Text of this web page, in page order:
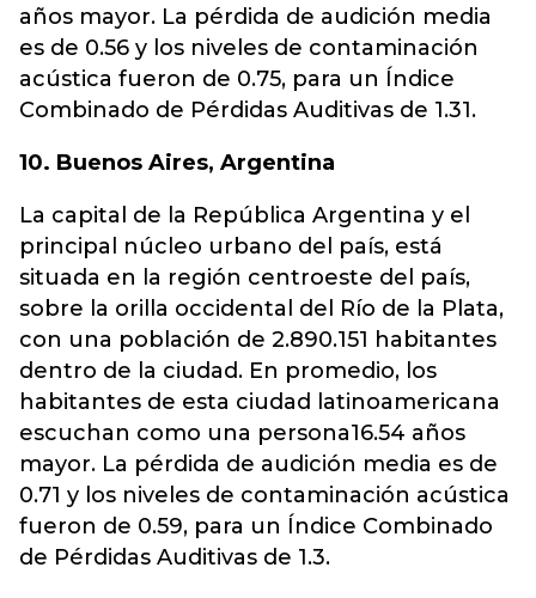
años mayor. La pérdida de audición media
es de 0.56 y los niveles de contaminación
acústica fueron de 0.75, para un Índice
Combinado de Pérdidas Auditivas de 1.31.
10. Buenos Aires, Argentina
La capital de la República Argentina y el
principal núcleo urbano del país, está
situada en la región centroeste del país,
sobre la orilla occidental del Río de la Plata,
con una población de 2.890.151 habitantes
dentro de la ciudad. En promedio, los
habitantes de esta ciudad latinoamericana
escuchan como una persona16.54 años
mayor. La pérdida de audición media es de
0.71 y los niveles de contaminación acústica
fueron de 0.59, para un Índice Combinado
de Pérdidas Auditivas de 1.3.